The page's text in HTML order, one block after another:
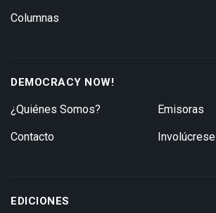
Columnas
DEMOCRACY NOW!
¿Quiénes Somos?
Contacto
Emisoras
Involúcrese
EDICIONES